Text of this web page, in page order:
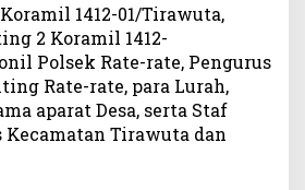
l
a
h
a
g
a
1412-01/Tirawuta,
2 Koramil 1412-
Polsek Rate-rate, Pengurus
Rate-rate, para Lurah,
aparat Desa, serta Staf
Kecamatan Tirawuta dan